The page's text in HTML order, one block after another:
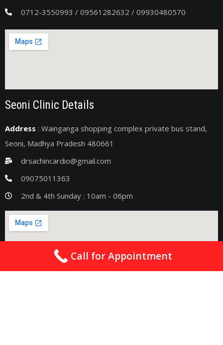
0712-3550993 / 09561282632 / 09930480570
Seoni Clinic Details
Address : Wainganga shopping complex private bus stand,
Seoni, Madhya Pradesh 480661
drsachincardio@gmail.com
09075011363
2nd & 4th Sunday : 10am - 06pm
Call for Appointment